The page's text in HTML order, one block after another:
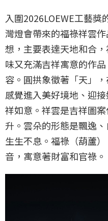
入圍2026LOEWE工藝
灣燈會帶來的福祿祥雲
想，主要表達天地和合
味又充滿吉祥寓意的作
容。圓拱象徵著「天」
感覺進入美好境地、迎
祥如意。祥雲是吉祥圖
升。雲朵的形態是飄逸
生生不息。福祿（葫蘆
音，寓意著財富和官祿。